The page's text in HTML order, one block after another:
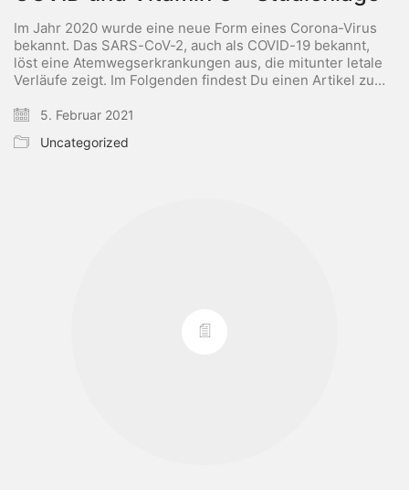
Im Jahr 2020 wurde eine neue Form eines Corona-Virus
bekannt. Das SARS-CoV-2, auch als COVID-19 bekannt,
löst eine Atemwegserkrankungen aus, die mitunter letale
Verläufe zeigt. Im Folgenden findest Du einen Artikel zu…
5. Februar 2021
Uncategorized